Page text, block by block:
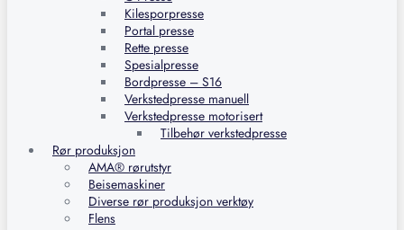
Kilesporpresse
Portal presse
Rette presse
Spesialpresse
Bordpresse – S16
Verkstedpresse manuell
Verkstedpresse motorisert
Tilbehør verkstedpresse
Rør produksjon
AMA® rørutstyr
Beisemaskiner
Diverse rør produksjon verktøy
Flens